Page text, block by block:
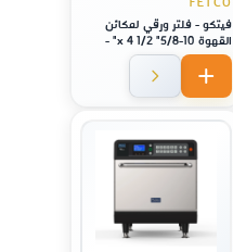
فيتكو - فلتر ورقي لمكائن
القهوة 10-5/8" x 4 1/2" -
لماكينة موديل 1221